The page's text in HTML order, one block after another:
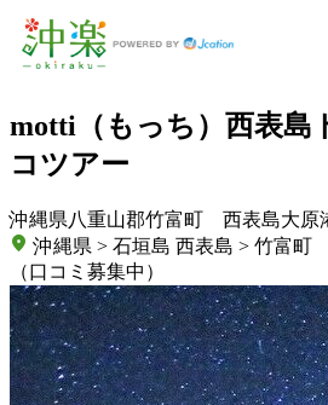
motti（もっち）西表島
コツアー
沖縄県八重山郡竹富町 西表島大原
沖縄県 > 石垣島 西表島 > 竹富町
（口コミ募集中）